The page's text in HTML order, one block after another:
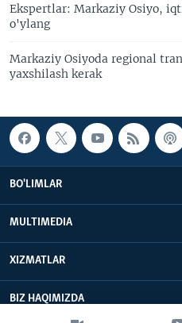
Ekspertlar: Markaziy Osiyo,
o'ylang
Markaziy Osiyoda regional
yaxshilash kerak
BO'LIMLAR
MULTIMEDIA
XIZMATLAR
BIZ HAQIMIZDA